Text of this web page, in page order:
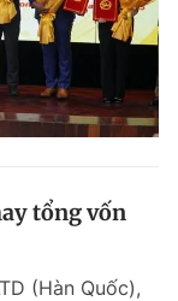
tổng vốn
(Hàn Quốc),